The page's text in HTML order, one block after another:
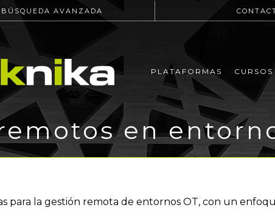
BÚSQUEDA AVANZADA
PLATAFORMAS CURSOS
en
para la gestión remota de entornos OT, con un